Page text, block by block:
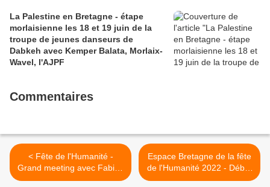
La Palestine en Bretagne - étape
morlaisienne les 18 et 19 juin de la
troupe de jeunes danseurs de
Dabkeh avec Kemper Balata, Morlaix-
Wavel, l'AJPF
Commentaires
< Fête de l'Humanité -
Grand meeting avec Fabien
ROUSSEL
Espace Bretagne de la fête
de l'Humanité 2022 - Débat
santé du dimanche 11